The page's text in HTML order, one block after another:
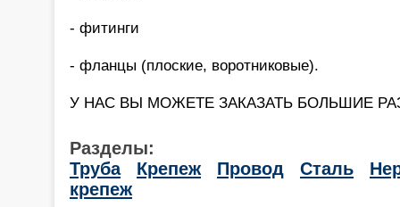
- фитинги
- фланцы (плоские, воротниковые).
У НАС ВЫ МОЖЕТЕ ЗАКАЗАТЬ БОЛЬШИЕ
Разделы:
Труба
Крепеж Провод Сталь
крепеж